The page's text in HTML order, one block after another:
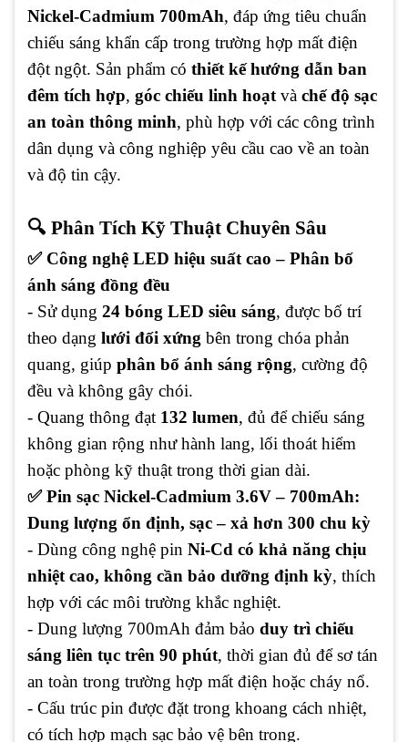
Nickel-Cadmium 700mAh, đáp ứng tiêu chuẩn
chiếu sáng khẩn cấp trong trường hợp mất điện
đột ngột. Sản phẩm có thiết kế hướng dẫn ban
đêm tích hợp, góc chiếu linh hoạt và chế độ sạc
an toàn thông minh, phù hợp với các công trình
dân dụng và công nghiệp yêu cầu cao về an toàn
và độ tin cậy.
🔍 Phân Tích Kỹ Thuật Chuyên Sâu
✅ Công nghệ LED hiệu suất cao – Phân bố
ánh sáng đồng đều
- Sử dụng 24 bóng LED siêu sáng, được bố trí
theo dạng lưới đối xứng bên trong chóa phản
quang, giúp phân bổ ánh sáng rộng, cường độ
đều và không gây chói.
- Quang thông đạt 132 lumen, đủ để chiếu sáng
không gian rộng như hành lang, lối thoát hiểm
hoặc phòng kỹ thuật trong thời gian dài.
✅ Pin sạc Nickel-Cadmium 3.6V – 700mAh:
Dung lượng ổn định, sạc – xả hơn 300 chu kỳ
- Dùng công nghệ pin Ni-Cd có khả năng chịu
nhiệt cao, không cần bảo dưỡng định kỳ, thích
hợp với các môi trường khắc nghiệt.
- Dung lượng 700mAh đảm bảo duy trì chiếu
sáng liên tục trên 90 phút, thời gian đủ để sơ tán
an toàn trong trường hợp mất điện hoặc cháy nổ.
- Cấu trúc pin được đặt trong khoang cách nhiệt,
có tích hợp mạch sạc bảo vệ bên trong.